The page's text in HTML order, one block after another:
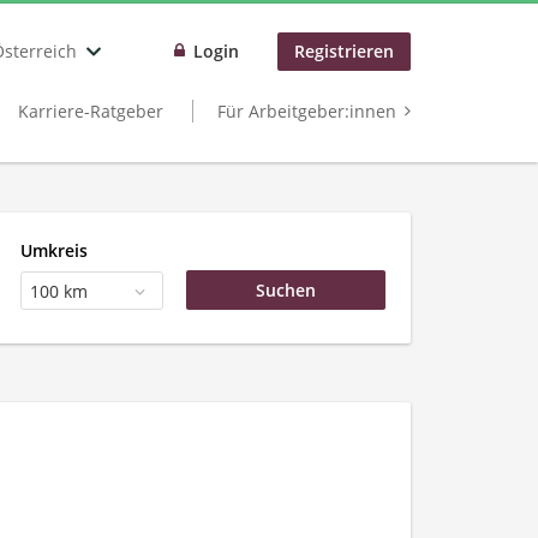
Login Registrieren
Karriere-Ratgeber Für Arbeitgeber:innen
Umkreis
100 km